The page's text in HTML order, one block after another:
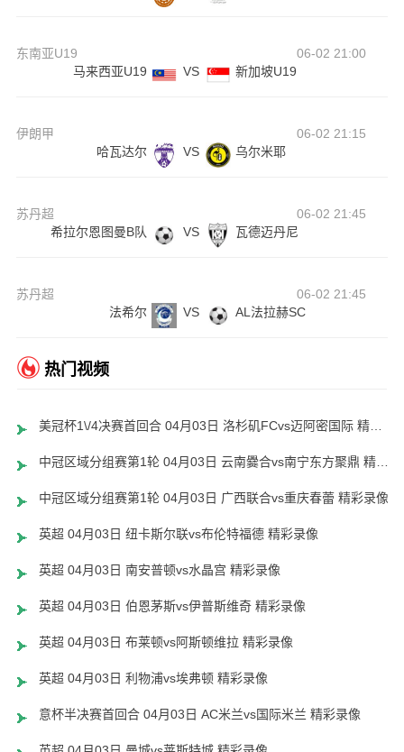
东南亚U19
06-02 21:00
马来西亚U19
VS 新加坡U19
伊朗甲
06-02 21:15
哈瓦达尔
VS 乌尔米耶
苏丹超
06-02 21:45
希拉尔恩图曼B队
VS 瓦德迈丹尼
苏丹超
06-02 21:45
法希尔
VS AL法拉赫SC
热门视频
美冠杯1\/4决赛首回合 04月03日 洛杉矶FCvs迈阿密国际 精彩录像
中冠区域分组赛第1轮 04月03日 云南爨合vs南宁东方聚鼎 精彩录像
中冠区域分组赛第1轮 04月03日 广西联合vs重庆春蕾 精彩录像
英超 04月03日 纽卡斯尔联vs布伦特福德 精彩录像
英超 04月03日 南安普顿vs水晶宫 精彩录像
英超 04月03日 伯恩茅斯vs伊普斯维奇 精彩录像
英超 04月03日 布莱顿vs阿斯顿维拉 精彩录像
英超 04月03日 利物浦vs埃弗顿 精彩录像
意杯半决赛首回合 04月03日 AC米兰vs国际米兰 精彩录像